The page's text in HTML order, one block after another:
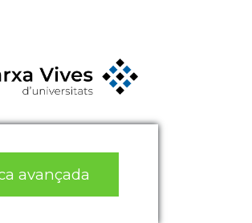
avançada